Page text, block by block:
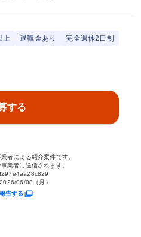
上 退職金あり
完全週休2日制
する
者による紹介案件です。
業者に送信されます。
2026/06/08（月）
告する